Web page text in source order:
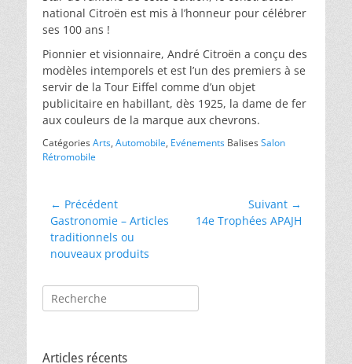
national Citroën est mis à l’honneur pour célébrer
ses 100 ans !
Pionnier et visionnaire, André Citroën a conçu des
modèles intemporels et est l’un des premiers à se
servir de la Tour Eiffel comme d’un objet
publicitaire en habillant, dès 1925, la dame de fer
aux couleurs de la marque aux chevrons.
CatégoriesArts, Automobile, Evénements BalisesSalon
Rétromobile
Navigation
de
l’article
← Précédent
Article
précédent :
Gastronomie – Articles
traditionnels ou
nouveaux produits
Suivant →
Article14e Trophées APAJH
Rechercher :
Articles récents